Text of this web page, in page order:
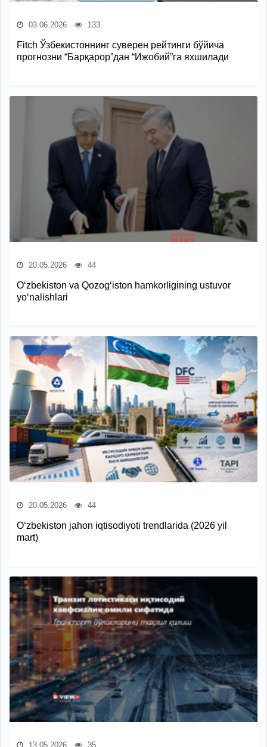
03.06.2026 133
Fitch Ўзбекистоннинг суверен рейтинги бўйича
прогнозни “Барқарор”дан “Ижобий”га яхшилади
20.05.2026 44
O‘zbekiston va Qozog‘iston hamkorligining ustuvor
yo‘nalishlari
20.05.2026 44
O‘zbekiston jahon iqtisodiyoti trendlarida (2026 yil
mart)
13.05.2026 35